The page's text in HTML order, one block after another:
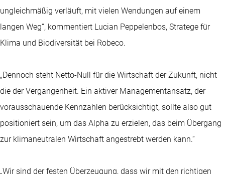
ungleichmäßig verläuft, mit vielen Wendungen auf einem
langen Weg“, kommentiert Lucian Peppelenbos, Stratege für
Klima und Biodiversität bei Robeco.
„Dennoch steht Netto-Null für die Wirtschaft der Zukunft, nicht
die der Vergangenheit. Ein aktiver Managementansatz, der
vorausschauende Kennzahlen berücksichtigt, sollte also gut
positioniert sein, um das Alpha zu erzielen, das beim Übergang
zur klimaneutralen Wirtschaft angestrebt werden kann.“
„Wir sind der festen Überzeugung, dass wir mit den richtigen